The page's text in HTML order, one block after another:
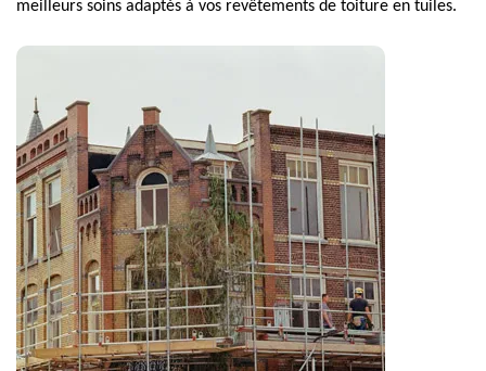
meilleurs soins adaptés à vos revêtements de toiture en tuiles.